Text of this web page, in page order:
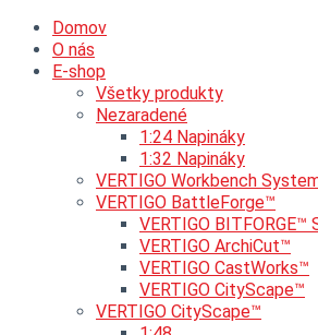
Domov
O nás
E-shop
Všetky produkty
Nezaradené
1:24 Napináky
1:32 Napináky
VERTIGO Workbench
VERTIGO BattleForge™
VERTIGO BITFORGE™
VERTIGO ArchiCut™
VERTIGO CastWorks™
VERTIGO CityScape™
VERTIGO CityScape™